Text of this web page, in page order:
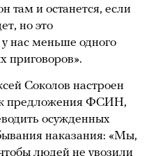
там и останется, если
но это
нас меньше одного
приговоров».
Соколов настроен
предложения ФСИН,
осужденных
наказания: «Мы,
людей не увозили